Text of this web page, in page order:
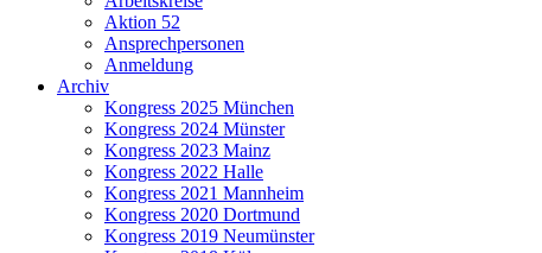
Aktion 52
Ansprechpersonen
Anmeldung
Archiv
Kongress 2025 München
Kongress 2024 Münster
Kongress 2023 Mainz
Kongress 2022 Halle
Kongress 2021 Mannheim
Kongress 2020 Dortmund
Kongress 2019 Neumünster